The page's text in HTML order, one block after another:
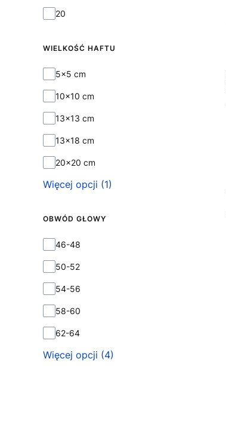
20
WIELKOŚĆ HAFTU
Wielkość haftu
5x5 cm
10x10 cm
13x13 cm
13x18 cm
20x20 cm
Więcej opcji (1)
OBWÓD GŁOWY
Obwód głowy
46-48
50-52
54-56
58-60
62-64
Więcej opcji (4)